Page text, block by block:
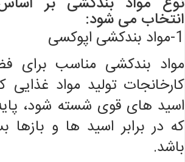
انتخاب می شود:
1-مواد بندکشی اپوکسی
مواد بندکشی مناسب برای
کارخانجات تولید مواد غذایی
اسید های قوی شسته شود،
که در برابر اسید ها و بازها
باشد.